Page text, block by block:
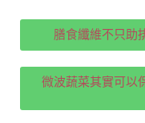
膳食纖維不只助
微波蔬菜其實可以